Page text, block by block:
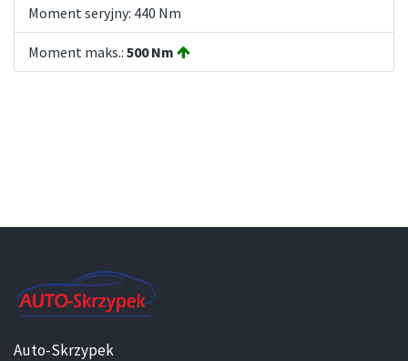
Moment seryjny: 440 Nm
Moment maks.: 500 Nm
Auto-Skrzypek